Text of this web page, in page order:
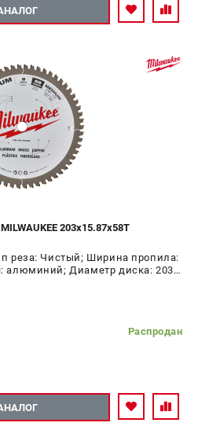
203х15.87х58T
реза: Чистый; Ширина пропила:
алюминий; Диаметр диска: 203
Распродан